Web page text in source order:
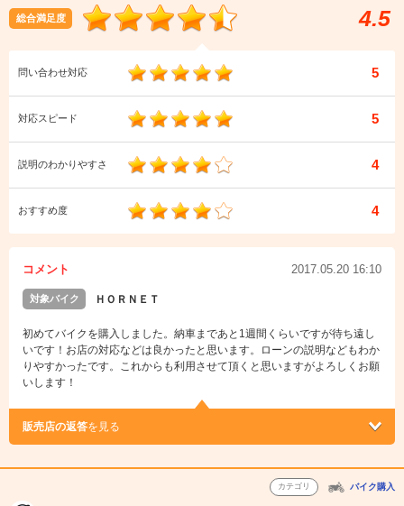
総合満足度 4.5
問い合わせ対応 5
対応スピード 5
説明のわかりやすさ 4
おすすめ度 4
コメント 2017.05.20 16:10
対象バイク ＨＯＲＮＥＴ
初めてバイクを購入しました。納車まであと1週間くらいですが待ち遠し
いです！お店の対応などは良かったと思います。ローンの説明などもわか
りやすかったです。これからも利用させて頂くと思いますがよろしくお願
いします！
販売店の返答を見る
カテゴリ バイク購入